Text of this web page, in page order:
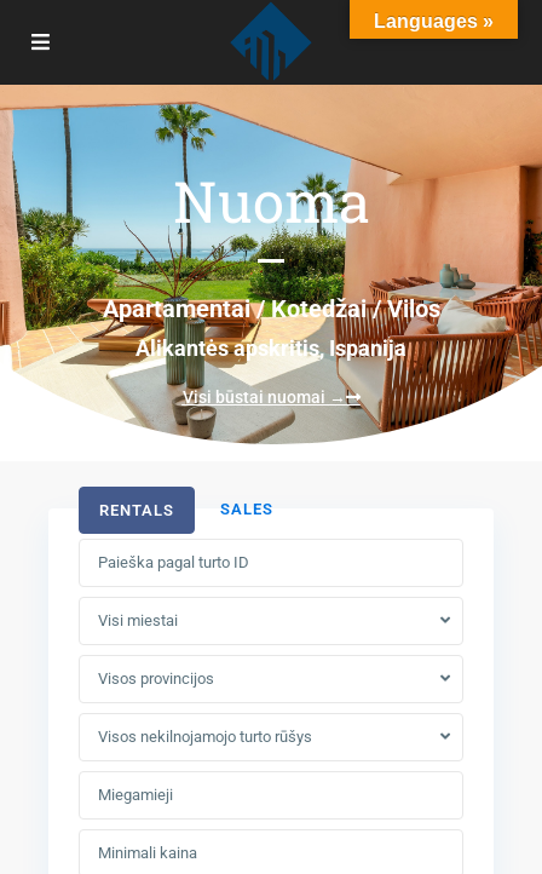
Home Properties List – All Properties
Nuoma
Apartamentai / Kotedžai / Vilos
Alikantės apskritis, Ispanija
Visi būstai nuomai →
RENTALS SALES
Visi miestai
Visos provincijos
Visos nekilnojamojo turto rūšys
Languages »